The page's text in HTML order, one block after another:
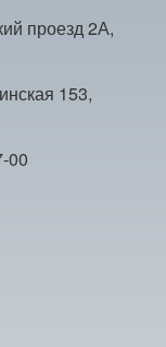
проезд 2А,
153,
00